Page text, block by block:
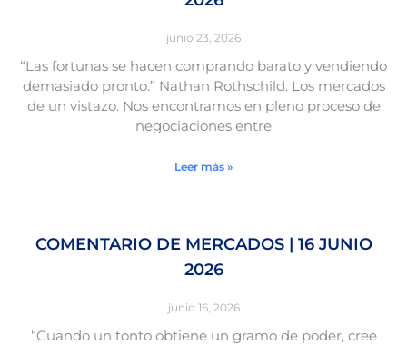
junio 23, 2026
“Las fortunas se hacen comprando barato y vendiendo
demasiado pronto.” Nathan Rothschild. Los mercados
de un vistazo. Nos encontramos en pleno proceso de
negociaciones entre
Leer más »
COMENTARIO DE MERCADOS | 16 JUNIO
2026
junio 16, 2026
“Cuando un tonto obtiene un gramo de poder, cree